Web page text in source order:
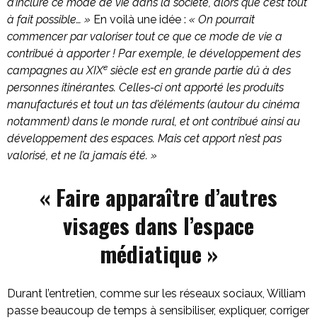
à fait possible… » En voilà une idée : « On pourrait
commencer par valoriser tout ce que ce mode de vie a
contribué à apporter ! Par exemple, le développement des
campagnes au XIXe siècle est en grande partie dû à des
personnes itinérantes. Celles-ci ont apporté les produits
manufacturés et tout un tas d’éléments (autour du cinéma
notamment) dans le monde rural, et ont contribué ainsi au
développement des espaces. Mais cet apport n’est pas
valorisé, et ne l’a jamais été. »
« Faire apparaître d’autres
visages dans l’espace
médiatique »
Durant l’entretien, comme sur les réseaux sociaux, William
passe beaucoup de temps à sensibiliser, expliquer, corriger